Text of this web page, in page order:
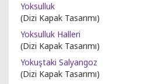
Yoksulluk
(Dizi Kapak Tasarımı)
Yoksulluk Halleri
(Dizi Kapak Tasarımı)
Yokuştaki Salyangoz
(Dizi Kapak Tasarımı)